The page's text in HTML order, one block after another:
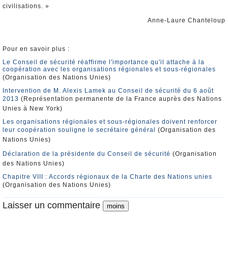
civilisations. »
Anne-Laure Chanteloup
Pour en savoir plus :
Le Conseil de sécurité réaffirme l'importance qu'il attache à la
coopération avec les organisations régionales et sous-régionales
(Organisation des Nations Unies)
Intervention de M. Alexis Lamek au Conseil de sécurité du 6 août
2013 (Représentation permanente de la France auprès des Nations
Unies à New York)
Les organisations régionales et sous-régionales doivent renforcer
leur coopération souligne le secrétaire général
(Organisation des
Nations Unies)
Déclaration de la présidente du Conseil de sécurité (Organisation
des Nations Unies)
Chapitre VIII : Accords régionaux de la Charte des Nations unies
(Organisation des Nations Unies)
Laisser un commentaire